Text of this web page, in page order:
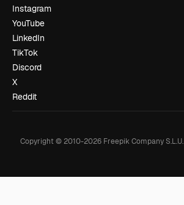
Instagram
YouTube
LinkedIn
TikTok
Discord
X
Reddit
Copyright © 2010-2026Freepik Company S.L.U.